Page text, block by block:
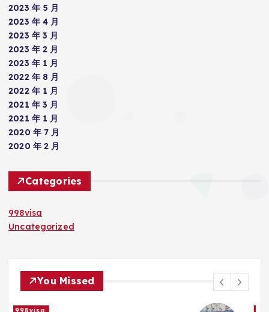
2023 年 5 月
2023 年 4 月
2023 年 3 月
2023 年 2 月
2023 年 1 月
2022 年 8 月
2022 年 1 月
2021 年 3 月
2021 年 1 月
2020 年 7 月
2020 年 2 月
Categories
998visa
Uncategorized
You Missed